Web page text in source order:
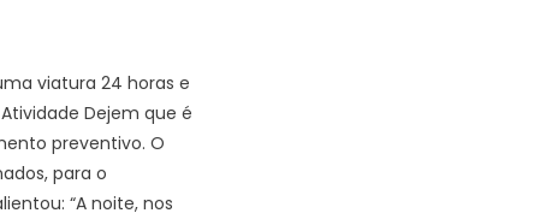
viatura 24 horas e
Dejem que é
preventivo. O
para o
“A noite, nos